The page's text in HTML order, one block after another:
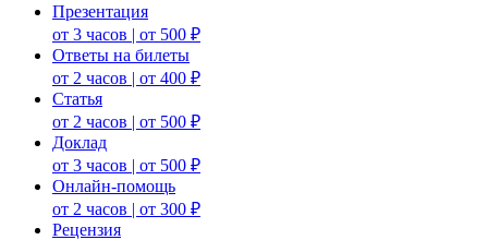
Презентация
от 3 часов | от 500 ₽
Ответы на билеты
от 2 часов | от 400 ₽
Статья
от 2 часов | от 500 ₽
Доклад
от 3 часов | от 500 ₽
Онлайн-помощь
от 2 часов | от 300 ₽
Рецензия